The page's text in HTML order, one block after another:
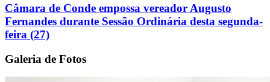
Câmara de Conde empossa vereador Augusto
Fernandes durante Sessão Ordinária desta segunda-
feira (27)
Galeria de Fotos